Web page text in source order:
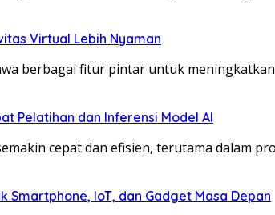
Virtual Lebih Nyaman
berbagai fitur pintar untuk
Pelatihan dan Inferensi Model AI
cepat dan efisien, terutama dalam
Smartphone, IoT, dan Gadget Masa Depan